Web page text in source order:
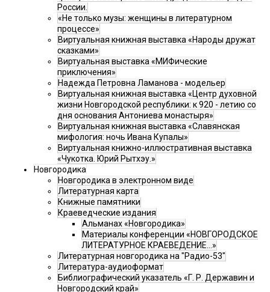
России.
«Не только музы: женщины в литературном
процессе»
Виртуальная книжная выставка «Народы дружат
сказками»
Виртуальная выставка «МИФические
приключения»
Надежда Петровна Ламанова - модельер
Виртуальная книжная выставка «Центр духовной
жизни Новгородской республики: к 920 - летию со
дня основания Антониева монастыря»
Виртуальная книжная выставка «Славянская
мифология: ночь Ивана Купалы»
Виртуальная книжно-иллюстративная выставка
«Чукотка. Юрий Рытхэу.»
Новгородика
Новгородика в электронном виде
Литературная карта
Книжные памятники
Краеведческие издания
Альманах «Новгородика»
Материалы конференции «НОВГОРОДСКОЕ
ЛИТЕРАТУРНОЕ КРАЕВЕДЕНИЕ...»
Литературная новгородика на "Радио-53"
Литература-аудиоформат
Библиографический указатель «Г. Р. Державин и
Новгородский край»